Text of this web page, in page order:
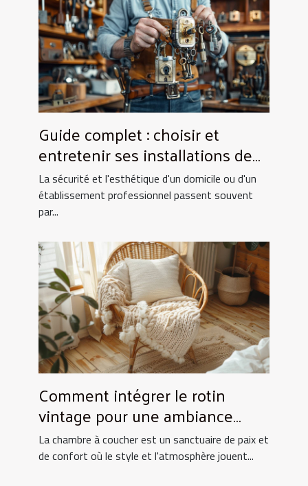
Guide complet : choisir et
entretenir ses installations de
fermeture
La sécurité et l'esthétique d'un domicile ou d'un
établissement professionnel passent souvent
par...
Comment intégrer le rotin
vintage pour une ambiance
chaleureuse en chambre
La chambre à coucher est un sanctuaire de paix et
de confort où le style et l'atmosphère jouent...